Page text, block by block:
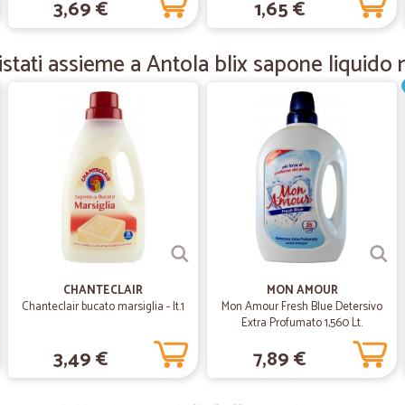
servizio ottimo
servizio ottimo. Tempi rispettati e
—Massimo C.
Prodotti arrivati velocissimi
Prodotti arrivati velocissimi, ottima
Qualità merce ottima
Qualità merce ottima Consegna
—Valter P.
3,69 € 1,65 €
assieme a Antola blix sapone liquido
CHANTECLAIR
Chanteclair bucato marsiglia - lt.1
3,49 €
MON AMOUR
Mon Amour Fresh Blue Detersivo
Extra Profumato 1,560 Lt.
7,89 €